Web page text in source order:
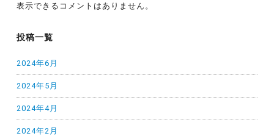
表示できるコメントはありません。
投稿一覧
2024年6月
2024年5月
2024年4月
2024年2月